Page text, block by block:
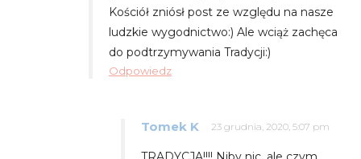
Kościół zniósł post ze względu na nasze
ludzkie wygodnictwo:) Ale wciąż zachęca
do podtrzymywania Tradycji:)
Odpowiedz
Tomek K 23 grudnia, 2020, 5:07 pm